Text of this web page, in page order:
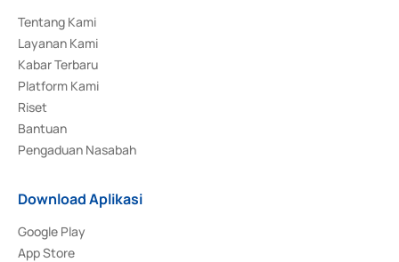
Tentang Kami
Layanan Kami
Kabar Terbaru
Platform Kami
Riset
Bantuan
Pengaduan Nasabah
Download Aplikasi
Google Play
App Store